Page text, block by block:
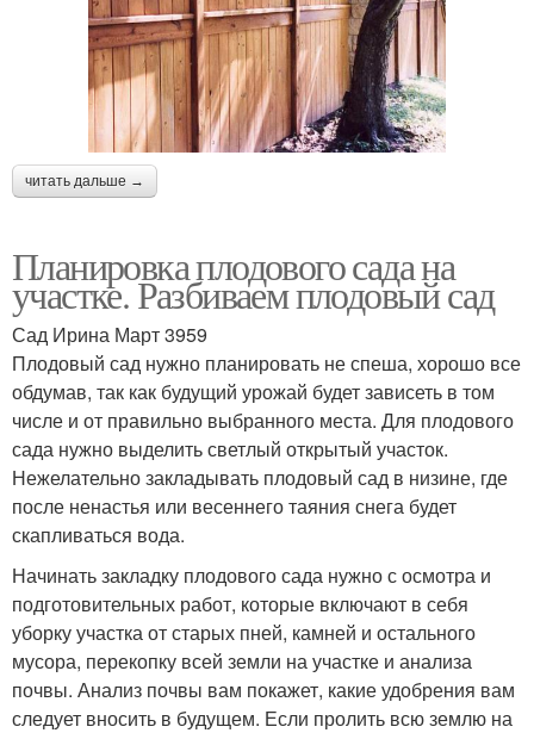
читать дальше →
Планировка плодового сада на
участке. Разбиваем плодовый сад
Сад Ирина Март 3959
Плодовый сад нужно планировать не спеша, хорошо все
обдумав, так как будущий урожай будет зависеть в том
числе и от правильно выбранного места. Для плодового
сада нужно выделить светлый открытый участок.
Нежелательно закладывать плодовый сад в низине, где
после ненастья или весеннего таяния снега будет
скапливаться вода.
Начинать закладку плодового сада нужно с осмотра и
подготовительных работ, которые включают в себя
уборку участка от старых пней, камней и остального
мусора, перекопку всей земли на участке и анализа
почвы. Анализ почвы вам покажет, какие удобрения вам
следует вносить в будущем. Если пролить всю землю на